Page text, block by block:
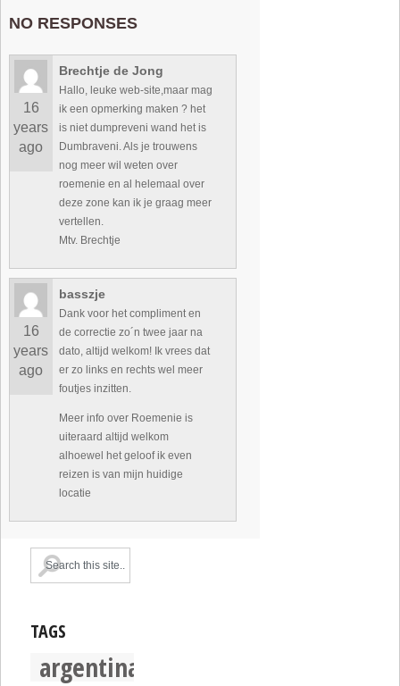
NO RESPONSES
16
years
ago
Brechtje de Jong
Hallo, leuke web-site,maar mag
ik een opmerking maken ? het
is niet dumpreveni wand het is
Dumbraveni. Als je trouwens
nog meer wil weten over
roemenie en al helemaal over
deze zone kan ik je graag meer
vertellen.
Mtv. Brechtje
16
years
ago
basszje
Dank voor het compliment en
de correctie zo´n twee jaar na
dato, altijd welkom! Ik vrees dat
er zo links en rechts wel meer
foutjes inzitten.
Meer info over Roemenie is
uiteraard altijd welkom
alhoewel het geloof ik even
reizen is van mijn huidige
locatie
TAGS
argentina